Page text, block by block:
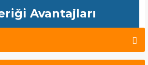
Avantajları